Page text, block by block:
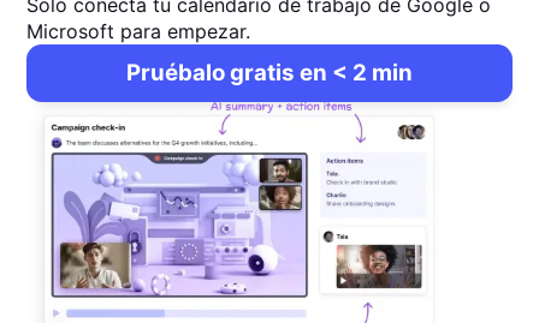
Solo conecta tu calendario de trabajo de Google o
Microsoft para empezar.
Pruébalo gratis en < 2 min